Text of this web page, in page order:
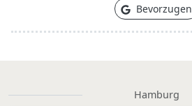
Bevorzugen
Hamburg